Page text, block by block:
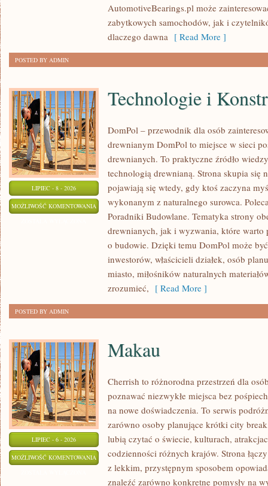
AutomotiveBearings.pl może
zabytkowych samochodów, jak i
dlaczego dawna [ Read More ]
POSTED BY ADMIN
LIPIEC - 8 - 2026
MOŻLIWOŚĆ KOMENTOWANIA TECHNOLOGIE
KONSTRUKCJE
Technologie i
DomPol – przewodnik dla osób
drewnianym DomPol to miejsce w sieci
drewnianych. To praktyczne źródło
technologią drewnianą. Strona skupia się
pojawiają się wtedy, gdy ktoś zaczyna
wykonanym z naturalnego surowca.
Poradniki Budowlane. Tematyka strony
drewnianych, jak i wyzwania, które warto
o budowie. Dzięki temu DomPol może
inwestorów, właścicieli działek, osób
miasto, miłośników naturalnych
zrozumieć, [ Read More ]
POSTED BY ADMIN
LIPIEC - 6 - 2026
MOŻLIWOŚĆ KOMENTOWANIA MAKAU
Makau
Cherrish to różnorodna przestrzeń dla
poznawać niezwykłe miejsca bez
na nowe doświadczenia. To serwis
zarówno osoby planujące krótki city
lubią czytać o świecie, kulturach,
codzienności różnych krajów. Strona
z lekkim, przystępnym sposobem
znaleźć zarówno konkretne pomysły na